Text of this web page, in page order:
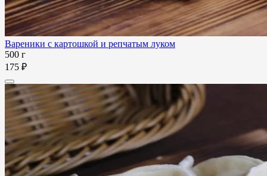
Вареники с картошкой и репчатым луком
500 г
175 ₽